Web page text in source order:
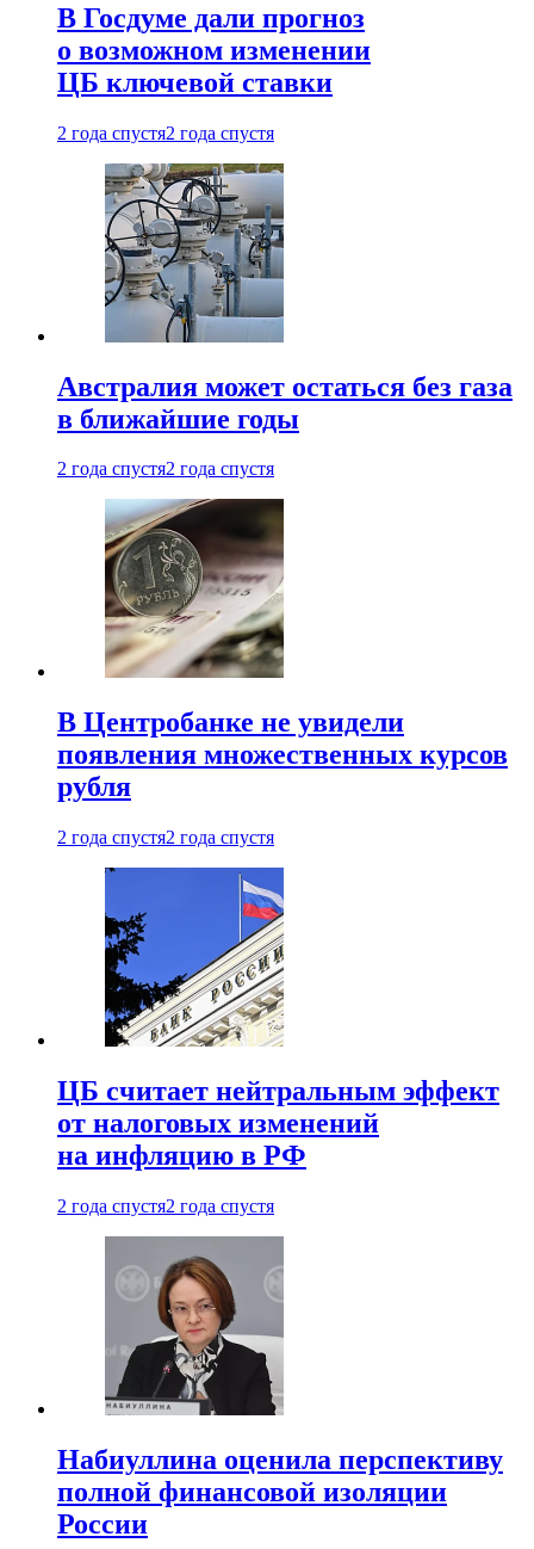
В Госдуме дали прогноз
о возможном изменении
ЦБ ключевой ставки
2 года спустя2 года спустя
Австралия может остаться без газа
в ближайшие годы
2 года спустя2 года спустя
В Центробанке не увидели
появления множественных курсов
рубля
2 года спустя2 года спустя
ЦБ считает нейтральным эффект
от налоговых изменений
на инфляцию в РФ
2 года спустя2 года спустя
Набиуллина оценила перспективу
полной финансовой изоляции
России